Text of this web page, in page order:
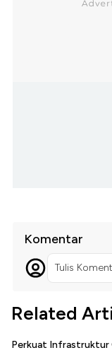
Komentar
Tulis
Related
Perkuat Infrastruktur